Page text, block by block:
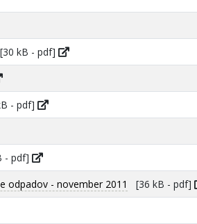
kB - pdf]
- pdf]
- pdf]
odpadov - november 2011
[36 kB - pdf]